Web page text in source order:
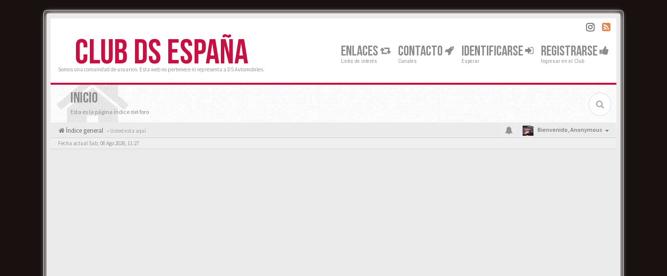
CLUB DS ESPAÑA
Somos una comunidad de usuarios. Esta web no pertenece ni representa a DS Automobiles.
ENLACES
Links de interés
CONTACTO
Canales
IDENTIFICARSE
Esperar
REGISTRARSE
Ingresar en el Club
INICIO
Esta es la página índice del foro
Índice general « Usted esta aquí Bienvenido,Anonymous
Fecha actual Sab, 08 Ago 2026, 11:27